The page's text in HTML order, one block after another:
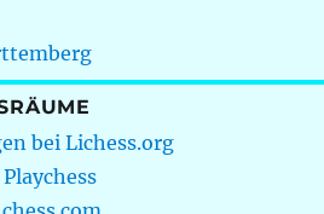
bei Lichess.org